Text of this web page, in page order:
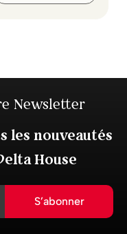
Newsletter
les nouveautés
House
S’abonner